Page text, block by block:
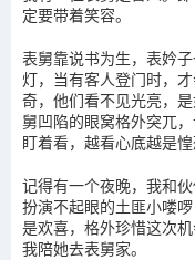
定要带着笑容。
表舅靠说书为生，表妗
灯，当有客人登门时，
奇，他们看不见光亮，
舅凹陷的眼窝格外突兀
盯着看，越看心底越是惶
记得有一个夜晚，我和
扮演不起眼的土匪小喽
是欢喜，格外珍惜这次
我陪她去表舅家。